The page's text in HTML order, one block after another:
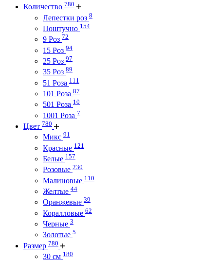
Количество 780
Лепестки роз 8
Поштучно 154
9 Роз 72
15 Роз 94
25 Роз 97
35 Роз 89
51 Роза 111
101 Роза 87
501 Роза 10
1001 Роза 7
Цвет 780
Микс 91
Красные 121
Белые 157
Розовые 230
Малиновые 110
Желтые 44
Оранжевые 39
Коралловые 62
Черные 3
Золотые 5
Размер 780
30 см 180